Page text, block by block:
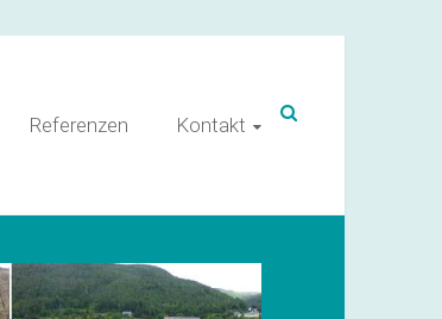
Referenzen Kontakt